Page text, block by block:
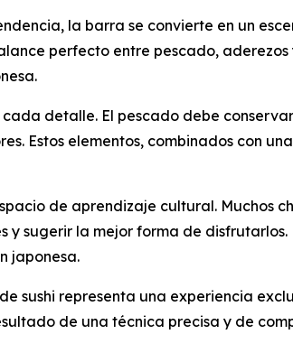
la barra se convierte en un
perfecto entre pescado,
detalle. El pescado debe
Estos elementos, combinados con
de aprendizaje cultural. Muchos
sugerir la mejor forma de
japonesa.
sushi representa una experiencia
de una técnica precisa y de